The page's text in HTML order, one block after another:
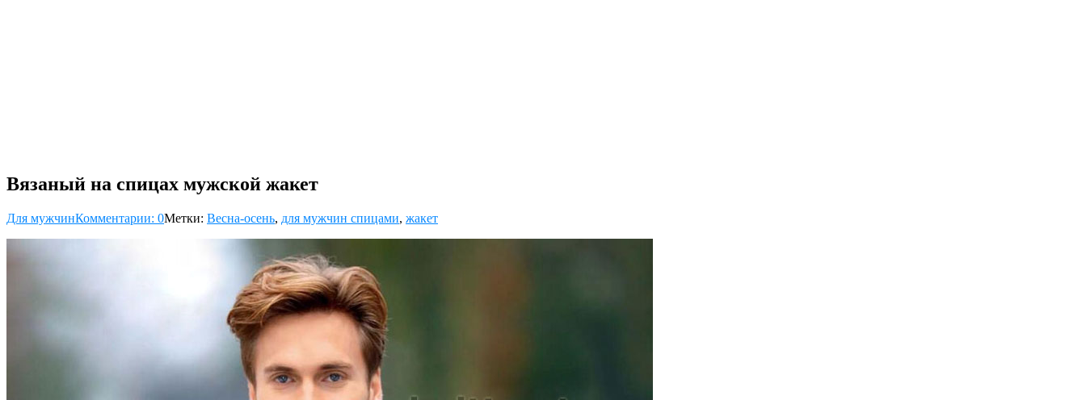
Вязаный на спицах мужской жакет
Для мужчинКомментарии: 0Метки: Весна-осень, для мужчин спицами, жакет